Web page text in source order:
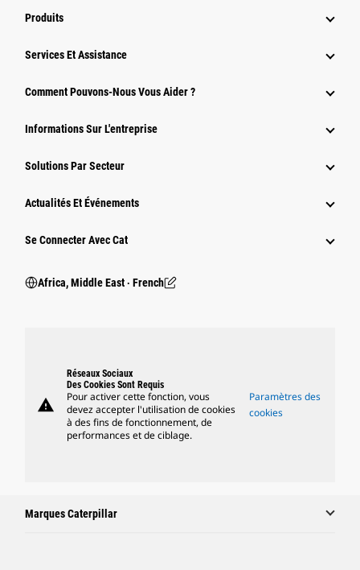
Produits
Services Et Assistance
Comment Pouvons-Nous Vous Aider ?
Informations Sur L'entreprise
Solutions Par Secteur
Actualités Et Événements
Se Connecter Avec Cat
Africa, Middle East ‧ French
warning
Réseaux Sociaux
Des Cookies Sont Requis
Pour activer cette fonction, vous
devez accepter l'utilisation de cookies
à des fins de fonctionnement, de
performances et de ciblage.
Paramètres des
cookies
Marques Caterpillar